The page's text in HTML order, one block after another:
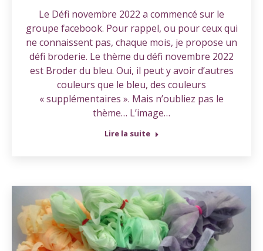
Le Défi novembre 2022 a commencé sur le
groupe facebook. Pour rappel, ou pour ceux qui
ne connaissent pas, chaque mois, je propose un
défi broderie. Le thème du défi novembre 2022
est Broder du bleu. Oui, il peut y avoir d’autres
couleurs que le bleu, des couleurs
« supplémentaires ». Mais n’oubliez pas le
thème… L’image…
Lire la suite